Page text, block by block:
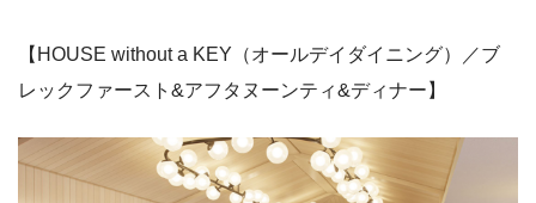
【HOUSE without a KEY（オールデイダイニング）／ブ
レックファースト&アフタヌーンティ&ディナー】